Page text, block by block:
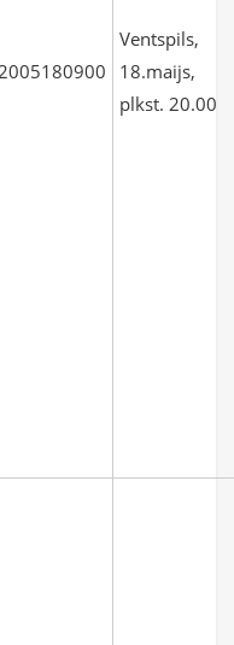
Ventspils,
18.maijs,
plkst. 20.00